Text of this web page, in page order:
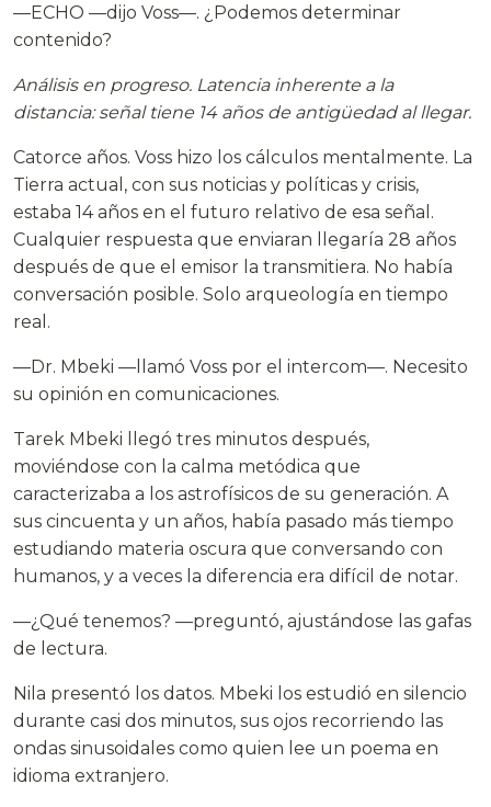
—ECHO —dijo Voss—. ¿Podemos determinar
contenido?
Análisis en progreso. Latencia inherente a la
distancia: señal tiene 14 años de antigüedad al llegar.
Catorce años. Voss hizo los cálculos mentalmente. La
Tierra actual, con sus noticias y políticas y crisis,
estaba 14 años en el futuro relativo de esa señal.
Cualquier respuesta que enviaran llegaría 28 años
después de que el emisor la transmitiera. No había
conversación posible. Solo arqueología en tiempo
real.
—Dr. Mbeki —llamó Voss por el intercom—. Necesito
su opinión en comunicaciones.
Tarek Mbeki llegó tres minutos después,
moviéndose con la calma metódica que
caracterizaba a los astrofísicos de su generación. A
sus cincuenta y un años, había pasado más tiempo
estudiando materia oscura que conversando con
humanos, y a veces la diferencia era difícil de notar.
—¿Qué tenemos? —preguntó, ajustándose las gafas
de lectura.
Nila presentó los datos. Mbeki los estudió en silencio
durante casi dos minutos, sus ojos recorriendo las
ondas sinusoidales como quien lee un poema en
idioma extranjero.